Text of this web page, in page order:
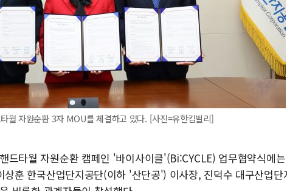
월 자원순환 3자 MOU를 체결하고 있다. [사진=유한킴벌리]
드타월 자원순환 캠페인 '바이사이클'(Bi:CYCLE) 업무협약식에
훈 한국산업단지공단(이하 '산단공') 이사장, 진덕수 대구산업단